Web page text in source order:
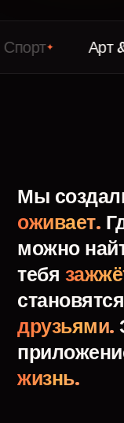
Арт &
Мы
оживает.
можно
тебя
становятся
друзьями.
жизнь.